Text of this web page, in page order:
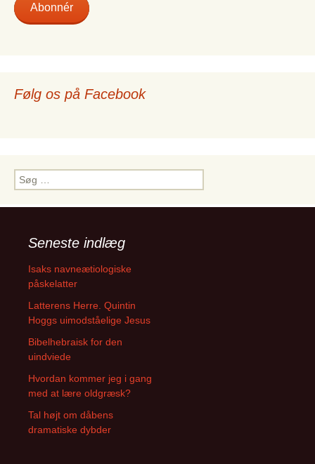
Abonnér
Følg os på Facebook
Søg
efter:
Seneste indlæg
Isaks navneætiologiske
påskelatter
Latterens Herre. Quintin
Hoggs uimodståelige Jesus
Bibelhebraisk for den
uindviede
Hvordan kommer jeg i gang
med at lære oldgræsk?
Tal højt om dåbens
dramatiske dybder